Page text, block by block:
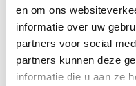
en om ons
informatie over uw
partners voor social
partners kunnen deze
informatie die u aan ze